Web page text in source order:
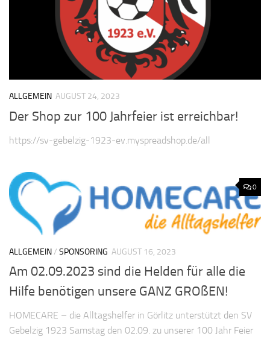
ALLGEMEIN AUGUST 24, 2023
Der Shop zur 100 Jahrfeier ist erreichbar!
https://sv-gebelzig-1923-ev.myspreadshop.de/all
0
ALLGEMEIN/ SPONSORING AUGUST 16, 2023
Am 02.09.2023 sind die Helden für alle die
Hilfe benötigen unsere GANZ GROßEN!
HOMECARE – die Alltagshelfer in Görlitz unterstützt den SV
Gebelzig 1923 Samstag den 02.09. zu unserer 100 Jahr Feier